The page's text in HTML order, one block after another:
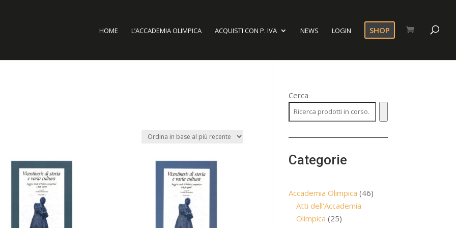
HOME L’ACCADEMIA OLIMPICA ACQUISTI CON P. IVA NEWS LOGIN SHOP
Cerca
Categorie
Accademia Olimpica 4646
Atti dell'Accademia
Olimpica 2525